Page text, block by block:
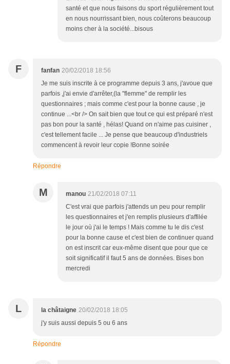
santé et que nous faisons du sport régulièrement tout
en nous nourrissant bien, nous coûterons beaucoup
moins cher à la société...bisous
F fanfan 20/02/2018 18:56
Je me suis inscrite à ce programme depuis 3 ans, j'avoue que
parfois ,j'ai envie d'arrêter,(la "flemme" de remplir les
questionnaires ; mais comme c'est pour la bonne cause , je
continue ...<br /> On sait bien que tout ce qui est préparé n'est
pas bon pour la santé , hélas! Quand on n'aime pas cuisiner ,
c'est tellement facile ... Je pense que beaucoup d'industriels
commencent à revoir leur copie !Bonne soirée
Répondre
M manou 21/02/2018 07:11
C'est vrai que parfois j'attends un peu pour remplir
les questionnaires et j'en remplis plusieurs d'affilée
le jour où j'ai le temps ! Mais comme tu le dis c'est
pour la bonne cause et c'est bien de continuer quand
on est inscrit car eux-même disent que pour que ce
soit significatif il faut 5 ans de données. Bises bon
mercredi
L la châtaigne 20/02/2018 18:05
j'y suis aussi depuis 5 ou 6 ans
Répondre